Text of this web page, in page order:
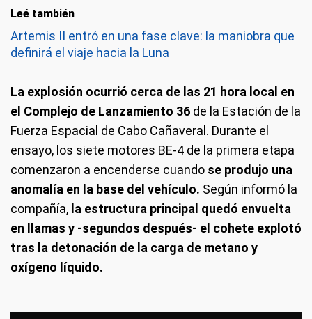
Leé también
Artemis II entró en una fase clave: la maniobra que
definirá el viaje hacia la Luna
La explosión ocurrió cerca de las 21 hora local en
el Complejo de Lanzamiento 36 de la Estación de la
Fuerza Espacial de Cabo Cañaveral. Durante el
ensayo, los siete motores BE-4 de la primera etapa
comenzaron a encenderse cuando se produjo una
anomalía en la base del vehículo. Según informó la
compañía, la estructura principal quedó envuelta
en llamas y -segundos después- el cohete explotó
tras la detonación de la carga de metano y
oxígeno líquido.